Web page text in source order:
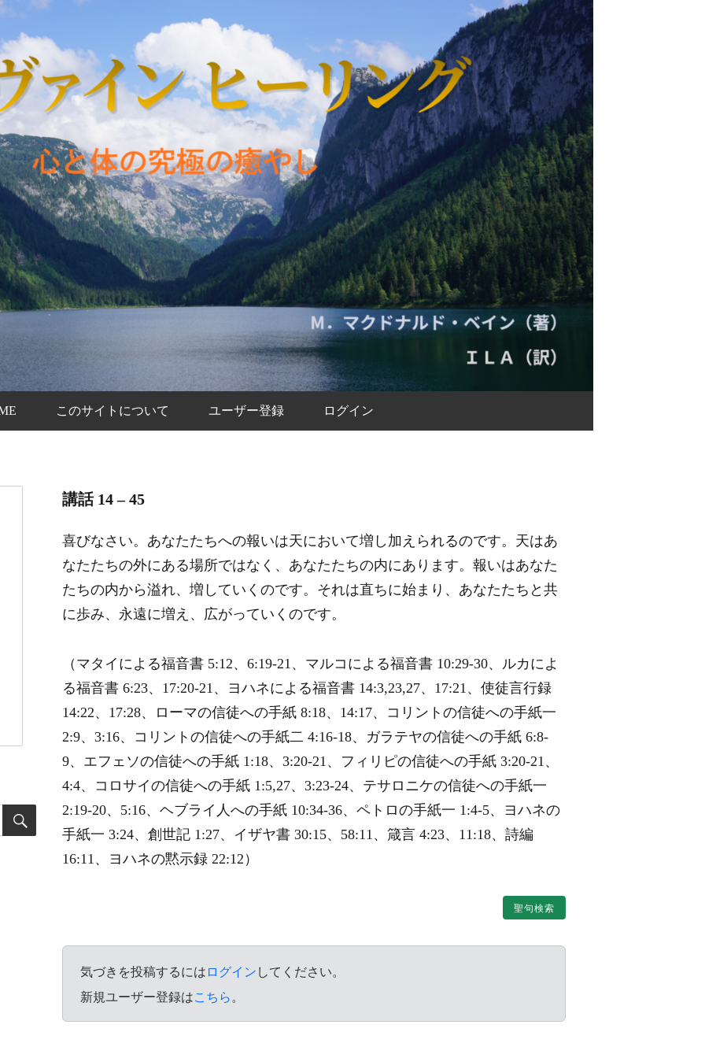
このサイトについて ユーザー登録 ログイン
講話 14 – 45
喜びなさい。あなたたちへの報いは天において増し加えられるのです。天はあ
なたたちの外にある場所ではなく、あなたたちの内にあります。報いはあなた
たちの内から溢れ、増していくのです。それは直ちに始まり、あなたたちと共
に歩み、永遠に増え、広がっていくのです。
（マタイによる福音書 5:12、6:19-21、マルコによる福音書 10:29-30、ルカによ
る福音書 6:23、17:20-21、ヨハネによる福音書 14:3,23,27、17:21、使徒言行録
14:22、17:28、ローマの信徒への手紙 8:18、14:17、コリントの信徒への手紙一
2:9、3:16、コリントの信徒への手紙二 4:16-18、ガラテヤの信徒への手紙 6:8-
9、エフェソの信徒への手紙 1:18、3:20-21、フィリピの信徒への手紙 3:20-21、
4:4、コロサイの信徒への手紙 1:5,27、3:23-24、テサロニケの信徒への手紙一
2:19-20、5:16、ヘブライ人への手紙 10:34-36、ペトロの手紙一 1:4-5、ヨハネの
手紙一 3:24、創世記 1:27、イザヤ書 30:15、58:11、箴言 4:23、11:18、詩編
16:11、ヨハネの黙示録 22:12）
聖句検索
気づきを投稿するには ログイン してください。
新規ユーザー登録はこちら 。